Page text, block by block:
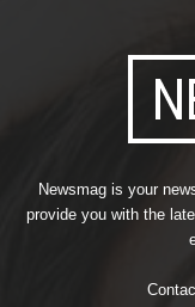
Newsmag is your
provide you with the